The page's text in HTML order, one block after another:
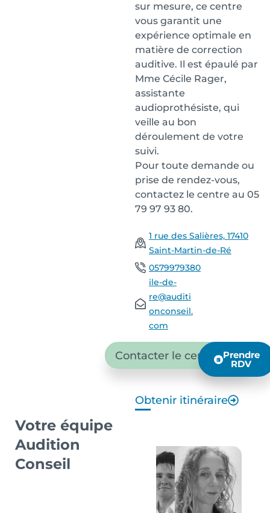
sur mesure, ce centre
vous garantit une
expérience optimale en
matière de correction
auditive. Il est épaulé par
Mme Cécile Rager,
assistante
audioprothésiste, qui
veille au bon
déroulement de votre
suivi.
Pour toute demande ou
prise de rendez-vous,
contactez le centre au 05
79 97 93 80.
1 rue des Salières, 17410
Saint-Martin-de-Ré
0579979380
ile-de-
re@auditi
onconseil.
com
Contacter le centre Prendre
RDV
Obtenir itinéraire
Votre équipe
Audition
Conseil